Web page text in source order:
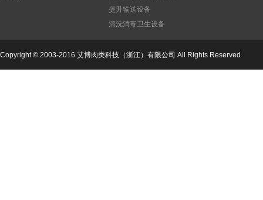
设备
提升输送设备
清洗消毒卫生设备
Copyright © 2003-2016 艾博肉类科技（浙江）有限公司 All Rights Reserved